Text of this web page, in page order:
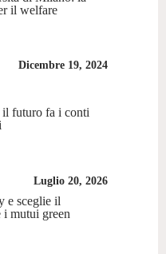
il welfare
Dicembre 19, 2024
futuro fa i conti
Luglio 20, 2026
e sceglie il
i mutui green